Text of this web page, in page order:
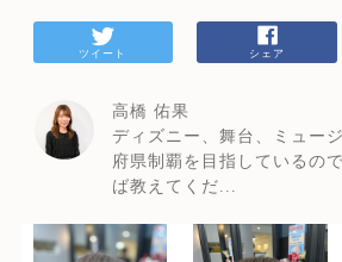
ツイート シェア
高橋 佑果
ディズニー、舞台、ミュー
府県制覇を目指しているの
ば教えてくだ...